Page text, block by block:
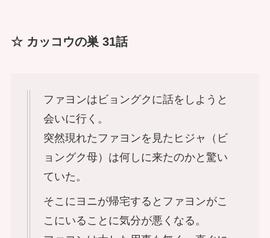
☆ カッコウの巣 31話
ファヨンはビョングクに話をしようと
会いに行く。
突然現れたファヨンを見たヒジャ（ビ
ョングク母）は何しに来たのかと驚い
ていた。
そこにヨニが帰宅するとファヨンがこ
こにいることに気分が悪くなる。